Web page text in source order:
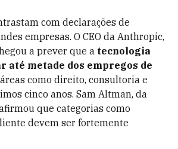
com declarações de
empresas. O CEO da Anthropic,
a prever que a tecnologia
até metade dos empregos de
como direito, consultoria e
cinco anos. Sam Altman, da
que categorias como
devem ser fortemente